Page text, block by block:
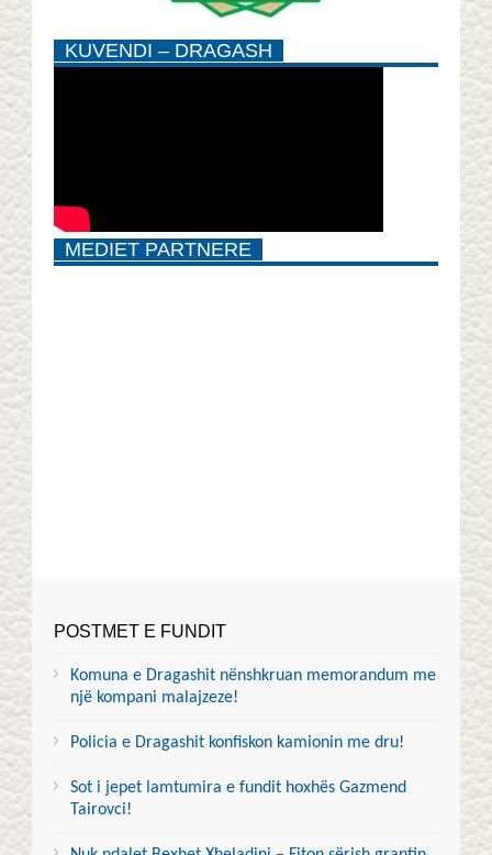
KUVENDI – DRAGASH
MEDIET PARTNERE
POSTMET E FUNDIT
Komuna e Dragashit nënshkruan memorandum me
një kompani malajzeze!
Policia e Dragashit konfiskon kamionin me dru!
Sot i jepet lamtumira e fundit hoxhës Gazmend
Tairovci!